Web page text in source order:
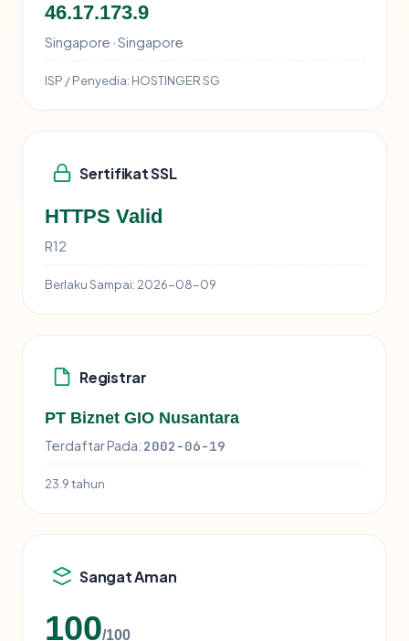
46.17.173.9
Singapore · Singapore
ISP / Penyedia: HOSTINGER SG
Sertifikat SSL
HTTPS Valid
R12
Berlaku Sampai: 2026-08-09
Registrar
PT Biznet GIO Nusantara
Terdaftar Pada: 2002-06-19
23.9 tahun
Sangat Aman
100/100